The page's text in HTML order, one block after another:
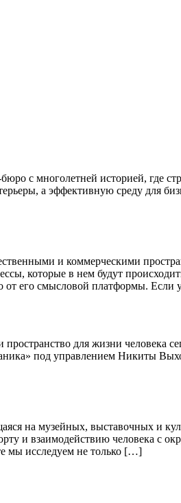
с многолетней историей, где
а эффективную среду для
и коммерческими
которые в нем будут
от его смысловой платформы.
для жизни человека
под управлением Никиты
на музейных, выставочных и
и взаимодействию человека с
мы исследуем не только […]